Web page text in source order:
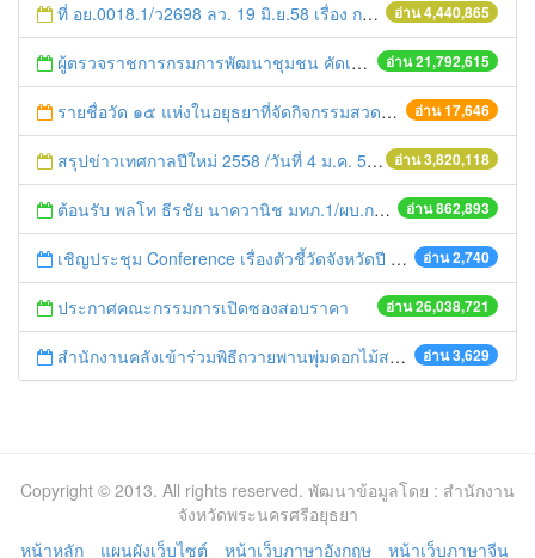
อ่าน 4,440,865
ที่ อย.0018.1/ว2698 ลว. 19 มิ.ย.58 เรื่อง การแก้ไขปัญหาหนี้สินให้แก่เกษตรกร
อ่าน 21,792,615
ผู้ตรวจราชการกรมการพัฒนาชุมชน คัดเลือกข้าราชการและลูกจ้างดีเด่น และหน่วยงานพัฒนาชุมชนใสสะอาด ประจำปี ๒๕๕๔
อ่าน 17,646
รายชื่อวัด ๑๕ แห่งในอยุธยาที่จัดกิจกรรมสวดมนต์ข้ามปี
อ่าน 3,820,118
สรุปข่าวเทศกาลปีใหม่ 2558 /วันที่ 4 ม.ค. 58
อ่าน 862,893
ต้อนรับ พลโท ธีรชัย นาควานิช มทภ.1/ผบ.กกล.รส.ทภ.1 และคณะ ในการตรวจเยี่ยมศูนย์ดำรงธรรมจังหวัดพระนครศรีอยุธยา
อ่าน 2,740
เชิญประชุม Conference เรื่องตัวชี้วัดจังหวัดปี ๒๕๕๗ วันอังคารที่ ๑๑ มีนาคม ๒๕๕๗ ตั้งแต่เวลา ๐๙.๐๐ น.
อ่าน 26,038,721
ประกาศคณะกรรมการเปิดซองสอบราคา
อ่าน 3,629
สำนักงานคลังเข้าร่วมพิธีถวายพานพุ่มดอกไม้สด พิธีสดุดีเฉลิมพระเกียรติฯ และพิธีถวายสังฆทานแด่พระภิกษุสงฆ์ จำนวน 419 รูป
Copyright © 2013. All rights reserved. พัฒนาข้อมูลโดย : สำนักงาน
จังหวัดพระนครศรีอยุธยา
หน้าหลัก
แผนผังเว็บไซต์ หน้าเว็บภาษาอังกฤษ หน้าเว็บภาษาจีน